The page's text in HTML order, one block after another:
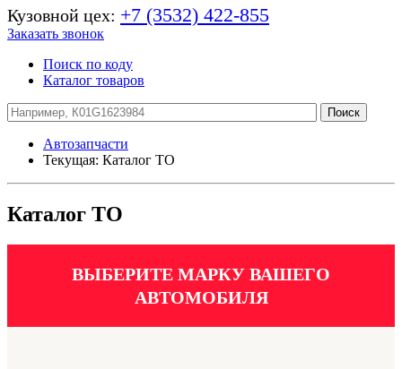
Кузовной цех: +7 (3532) 422-855
Заказать звонок
Поиск по коду
Каталог товаров
Автозапчасти
Текущая: Каталог ТО
Каталог ТО
ВЫБЕРИТЕ МАРКУ ВАШЕГО
АВТОМОБИЛЯ